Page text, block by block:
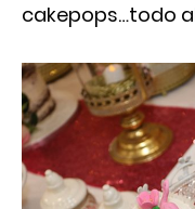
cakepops…todo